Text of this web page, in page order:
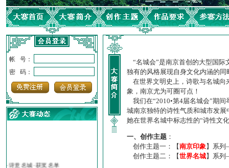
帐 号：
密 码：
·【诗意·名城】地铁展示作...
“名城会”是南京首创的大型国际
独有的风格展现自身文化内涵的
在世界文明史上，诗歌与名城向
象，南京尤为可圈可点！
我们在“2010•第4届名城会”期
城南京独特的诗性气质和城市发
她在世界名城中标志性的“诗性文
一、创作主题 ：
创作主题一：【南京印象】系
创作主题二：【世界名城】系